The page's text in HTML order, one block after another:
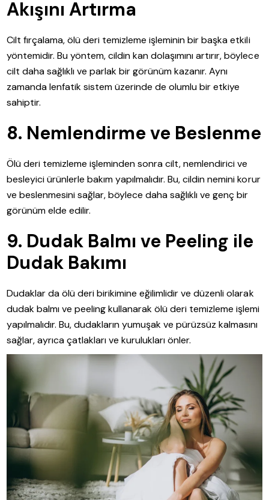
Akışını Artırma
Cilt fırçalama, ölü deri temizleme işleminin bir başka etkili
yöntemidir. Bu yöntem, cildin kan dolaşımını artırır, böylece
cilt daha sağlıklı ve parlak bir görünüm kazanır. Aynı
zamanda lenfatik sistem üzerinde de olumlu bir etkiye
sahiptir.
8. Nemlendirme ve Beslenme
Ölü deri temizleme işleminden sonra cilt, nemlendirici ve
besleyici ürünlerle bakım yapılmalıdır. Bu, cildin nemini korur
ve beslenmesini sağlar, böylece daha sağlıklı ve genç bir
görünüm elde edilir.
9. Dudak Balmı ve Peeling ile
Dudak Bakımı
Dudaklar da ölü deri birikimine eğilimlidir ve düzenli olarak
dudak balmı ve peeling kullanarak ölü deri temizleme işlemi
yapılmalıdır. Bu, dudakların yumuşak ve pürüzsüz kalmasını
sağlar, ayrıca çatlakları ve kurulukları önler.